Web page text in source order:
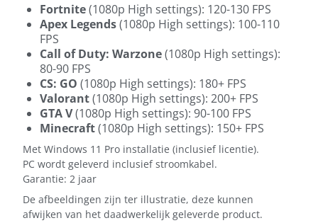
Fortnite(1080p High settings): 120-130 FPS
Apex Legends(1080p High settings): 100-110
FPS
Call of Duty: Warzone(1080p High settings):
80-90 FPS
CS: GO (1080p High settings): 180+ FPS
Valorant(1080p High settings): 200+ FPS
GTA V(1080p High settings): 90-100 FPS
Minecraft(1080p High settings): 150+ FPS
Met Windows 11 Pro installatie (inclusief licentie).
PC wordt geleverd inclusief stroomkabel.
Garantie: 2 jaar
De afbeeldingen zijn ter illustratie, deze kunnen
afwijken van het daadwerkelijk geleverde product.